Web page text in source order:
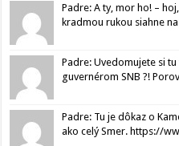
Padre: A ty, mor ho! –
kradmou rukou siahne
Padre: Uvedomujete si
guvernérom SNB ?!
Padre: Tu je dôkaz o
ako celý Smer. https://